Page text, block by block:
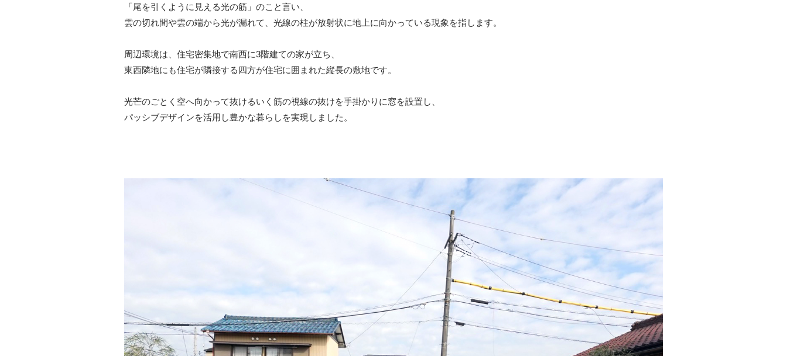
「尾を引くように見える光の筋」のこと言い、
雲の切れ間や雲の端から光が漏れて、光線の柱が放射状に地上に向かっている現象を指します。
周辺環境は、住宅密集地で南西に3階建ての家が立ち、
東西隣地にも住宅が隣接する四方が住宅に囲まれた縦長の敷地です。
光芒のごとく空へ向かって抜けるいく筋の視線の抜けを手掛かりに窓を設置し、
パッシブデザインを活用し豊かな暮らしを実現しました。